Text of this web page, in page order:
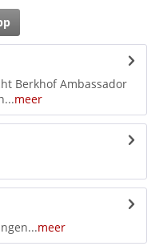
Berkhof Ambassador
meer
meer